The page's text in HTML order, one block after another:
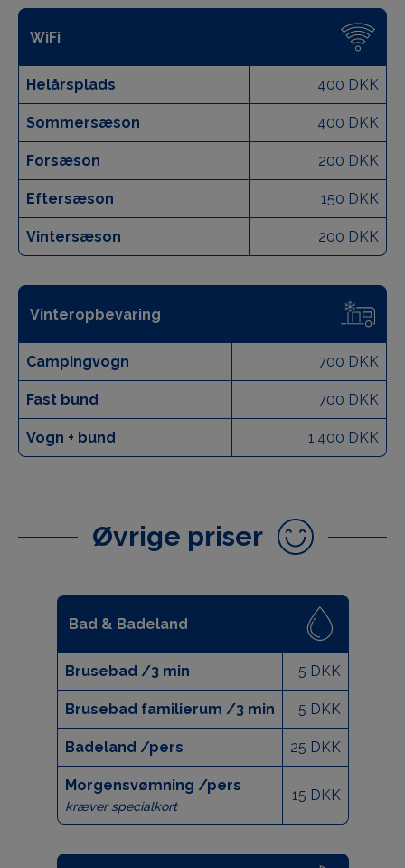
WiFi
Helårsplads 400 DKK
Sommersæson 400 DKK
Forsæson 200 DKK
Eftersæson 150 DKK
Vintersæson 200 DKK
Vinteropbevaring
Campingvogn 700 DKK
Fast bund 700 DKK
Vogn + bund 1.400 DKK
Øvrige priser
Bad & Badeland
Brusebad /3 min 5 DKK
Brusebad familierum /3 min 5 DKK
Badeland /pers 25 DKK
Morgensvømning /pers
kræver specialkort
15 DKK